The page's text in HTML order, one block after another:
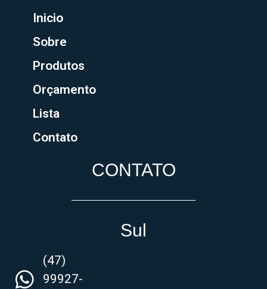
Inicio
Sobre
Produtos
Orçamento
Lista
Contato
CONTATO
Sul
(47)
99927-